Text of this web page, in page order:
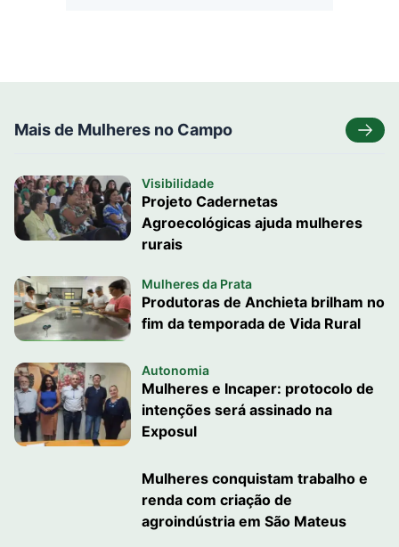
Mais de Mulheres no Campo
Visibilidade
Projeto Cadernetas
Agroecológicas ajuda mulheres
rurais
Mulheres da Prata
Produtoras de Anchieta brilham no
fim da temporada de Vida Rural
Autonomia
Mulheres e Incaper: protocolo de
intenções será assinado na
Exposul
Mulheres conquistam trabalho e
renda com criação de
agroindústria em São Mateus